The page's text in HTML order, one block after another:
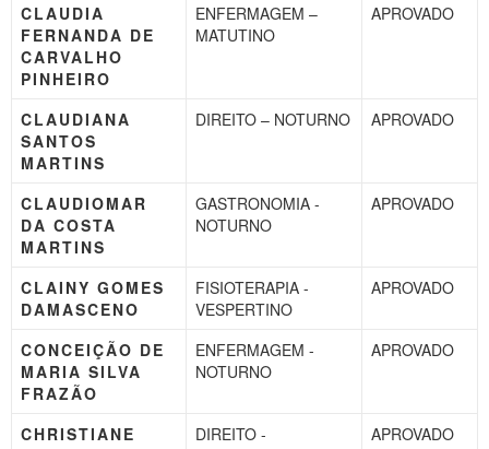
CLAUDIA
FERNANDA DE
CARVALHO
PINHEIRO
ENFERMAGEM –
MATUTINO
APROVADO
CLAUDIANA
SANTOS
MARTINS
DIREITO – NOTURNO APROVADO
CLAUDIOMAR
DA COSTA
MARTINS
GASTRONOMIA -
NOTURNO
APROVADO
CLAINY GOMES
DAMASCENO
FISIOTERAPIA -
VESPERTINO
APROVADO
CONCEIÇÃO DE
MARIA SILVA
FRAZÃO
ENFERMAGEM -
NOTURNO
APROVADO
CHRISTIANE
DIREITO -
APROVADO